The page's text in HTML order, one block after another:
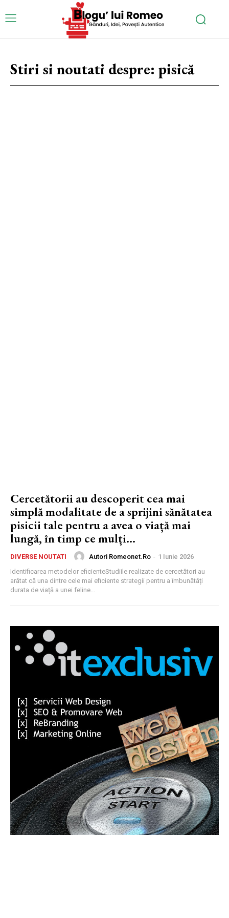
Stiri si noutati despre: pisică
Cercetătorii au descoperit cea mai
simplă modalitate de a sprijini sănătatea
pisicii tale pentru a avea o viață mai
lungă, în timp ce mulți...
DIVERSE NOUTATI Autori Romeonet.ro - 1 Iunie 2026
Identificarea metodelor eficienteStudiile realizate de cercetători au
arătat că una dintre cele mai eficiente strategii pentru a îmbunătăți
durata de viață a unei feline...